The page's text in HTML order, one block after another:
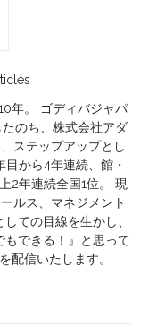
年。 ゴディバジャパ
のち、株式会社アダ
ステップアップとし
から4年連続、館・
2年連続全国1位。 現
ルス、マネジメント
ての目線を生かし、
できる！』と思って
配信いたします。